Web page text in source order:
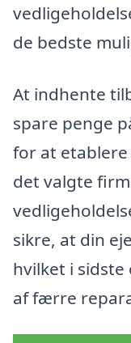
de bedste
At indhente
spare penge
for at
det valgte
sikre, at din
hvilket i sidste
af færre